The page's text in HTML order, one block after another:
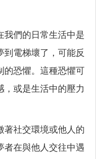
我們的日常生活中是
到電梯壞了，可能反
的恐懼。這種恐懼可
，或是生活中的壓力
著社交環境或他人的
者在與他人交往中遇